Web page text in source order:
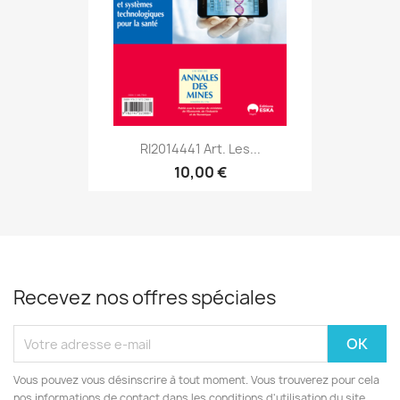
RI2014441 Art. Les...
10,00 €
Recevez nos offres spéciales
Vous pouvez vous désinscrire à tout moment. Vous trouverez pour cela